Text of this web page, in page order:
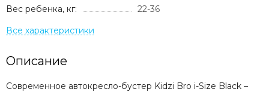
Вес ребенка, кг:
22-36
Описание
Современное автокресло-бустер Kidzi Bro i-Size Black –